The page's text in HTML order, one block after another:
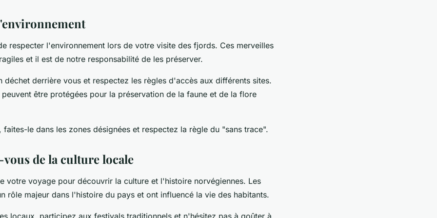
respecter l'environnement lors de votre visite des fjords. Ces merveilles
et il est de notre responsabilité de les préserver.
déchet derrière vous et respectez les règles d'accès aux différents sites.
peuvent être protégées pour la préservation de la faune et de la flore
faites-le dans les zones désignées et respectez la règle du "sans trace".
de la culture locale
votre voyage pour découvrir la culture et l'histoire norvégiennes. Les
rôle majeur dans l'histoire du pays et ont influencé la vie des habitants.